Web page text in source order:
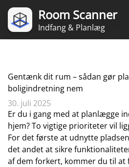
Room Scanner
Indfang & Planlæg
Gentænk dit rum – sådan gør
boligindretning nem
30. juli 2025
Er du i gang med at planlægge
hjem? To vigtige prioriteter vil
For det første at udnytte
det andet at sikre
af dem forkert, kommer du til at